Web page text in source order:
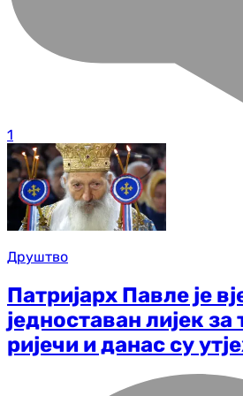
1
Друштво
Патријарх Павле је
једноставан лијек
ријечи и данас су